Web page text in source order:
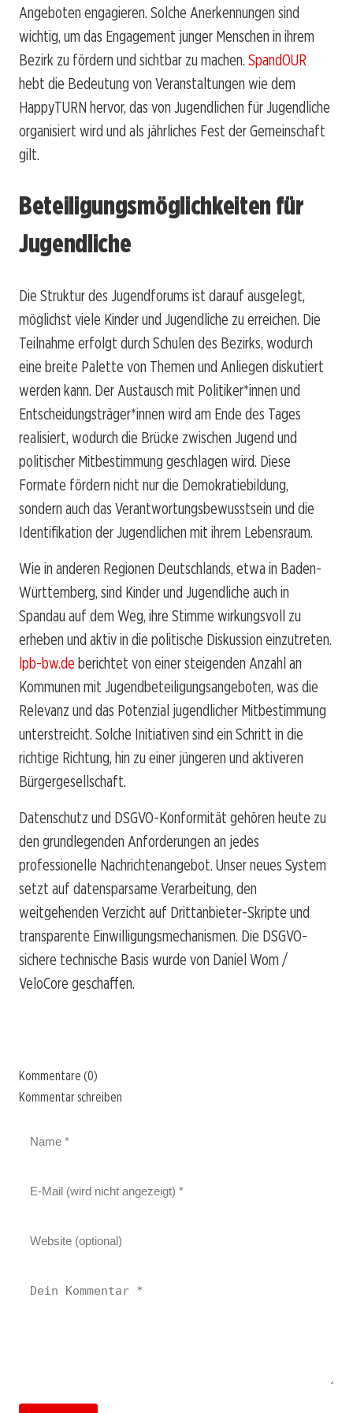
Angeboten engagieren. Solche Anerkennungen sind
wichtig, um das Engagement junger Menschen in ihrem
Bezirk zu fördern und sichtbar zu machen. SpandOUR
hebt die Bedeutung von Veranstaltungen wie dem
HappyTURN hervor, das von Jugendlichen für Jugendliche
organisiert wird und als jährliches Fest der Gemeinschaft
gilt.
Beteiligungsmöglichkeiten für
Jugendliche
Die Struktur des Jugendforums ist darauf ausgelegt,
möglichst viele Kinder und Jugendliche zu erreichen. Die
Teilnahme erfolgt durch Schulen des Bezirks, wodurch
eine breite Palette von Themen und Anliegen diskutiert
werden kann. Der Austausch mit Politiker*innen und
Entscheidungsträger*innen wird am Ende des Tages
realisiert, wodurch die Brücke zwischen Jugend und
politischer Mitbestimmung geschlagen wird. Diese
Formate fördern nicht nur die Demokratiebildung,
sondern auch das Verantwortungsbewusstsein und die
Identifikation der Jugendlichen mit ihrem Lebensraum.
Wie in anderen Regionen Deutschlands, etwa in Baden-
Württemberg, sind Kinder und Jugendliche auch in
Spandau auf dem Weg, ihre Stimme wirkungsvoll zu
erheben und aktiv in die politische Diskussion einzutreten.
lpb-bw.de berichtet von einer steigenden Anzahl an
Kommunen mit Jugendbeteiligungsangeboten, was die
Relevanz und das Potenzial jugendlicher Mitbestimmung
unterstreicht. Solche Initiativen sind ein Schritt in die
richtige Richtung, hin zu einer jüngeren und aktiveren
Bürgergesellschaft.
Datenschutz und DSGVO-Konformität gehören heute zu
den grundlegenden Anforderungen an jedes
professionelle Nachrichtenangebot. Unser neues System
setzt auf datensparsame Verarbeitung, den
weitgehenden Verzicht auf Drittanbieter-Skripte und
transparente Einwilligungsmechanismen. Die DSGVO-
sichere technische Basis wurde von Daniel Wom /
VeloCore geschaffen.
Kommentare (0)
Kommentar schreiben